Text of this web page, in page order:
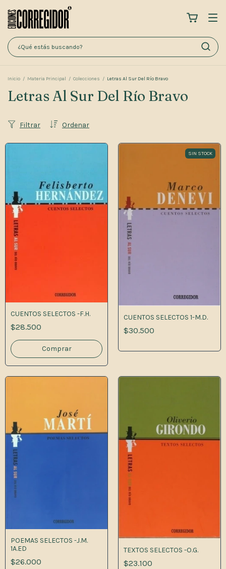
Inicio / Materia Principal / Colecciones / Letras Al Sur Del Río Bravo
Letras Al Sur Del Río Bravo
Ordenar
Filtrar
CUENTOS SELECTOS -F.H.
$28.500
SIN STOCK
CUENTOS SELECTOS 1-M.D.
$30.500
POEMAS SELECTOS -J.M.
1A.ED
$26.000
TEXTOS SELECTOS -O.G.
$23.100